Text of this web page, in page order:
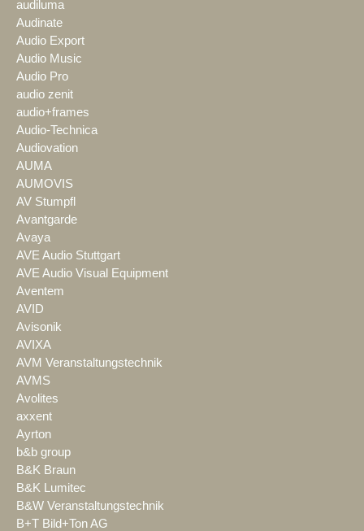
audiluma
Audinate
Audio Export
Audio Music
Audio Pro
audio zenit
audio+frames
Audio-Technica
Audiovation
AUMA
AUMOVIS
AV Stumpfl
Avantgarde
Avaya
AVE Audio Stuttgart
AVE Audio Visual Equipment
Aventem
AVID
Avisonik
AVIXA
AVM Veranstaltungstechnik
AVMS
Avolites
axxent
Ayrton
b&b group
B&K Braun
B&K Lumitec
B&W Veranstaltungstechnik
B+T Bild+Ton AG